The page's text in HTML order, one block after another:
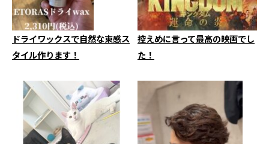
ドライワックスで自然な束感ス
タイル作ります！
控えめに言って最高の映画でし
た！